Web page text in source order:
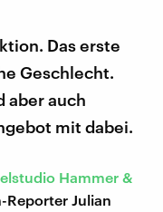
Das erste
Geschlecht.
aber auch
mit dabei.
Hammer &
Reporter Julian